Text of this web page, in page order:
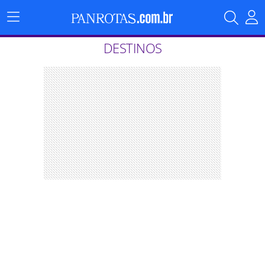
Menu
Principal
DESTINOS